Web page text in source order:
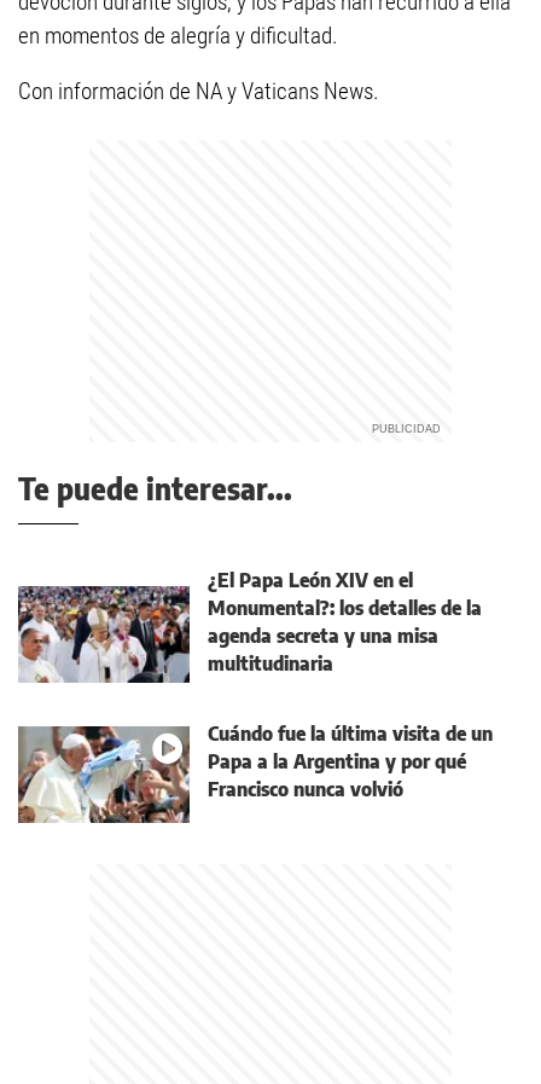
en momentos de alegría y dificultad.
Con información de NA y Vaticans News.
Te puede interesar...
¿El Papa León XIV en el
Monumental?: los detalles de la
agenda secreta y una misa
multitudinaria
Cuándo fue la última visita de un
Papa a la Argentina y por qué
Francisco nunca volvió